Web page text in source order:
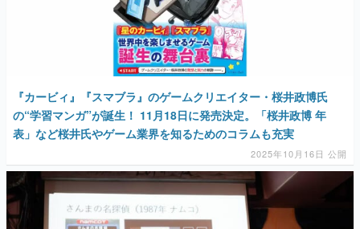
『カービィ』『スマブラ』のゲームクリエイター・桜井政博氏
の“学習マンガ”が誕生！ 11月18日に発売決定。「桜井政博 年
表」など桜井氏やゲーム業界を知るためのコラムも充実
2025年10月16日 公開